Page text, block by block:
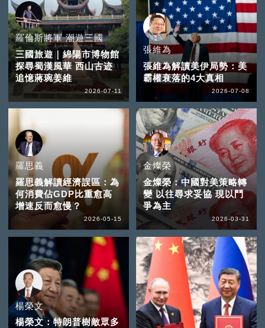
羅倫斯將軍 潮遊三國
三國旅遊｜綿陽市博物館
探尋蜀漢風華 西山古迹
追憶蔣琬姜維
2026-07-11
張維為
張維為解讀美伊局勢：美
霸權衰落的4大真相
2026-07-08
羅思義
羅思義解讀經濟誤區：為
何消費佔GDP比重愈高
增速反而愈慢？
2026-05-15
金燦榮
金燦榮：中國對美策略轉
變 以往尋求妥協 現以鬥
爭為主
2026-03-31
楊榮文
楊榮文：特朗普樹敵眾多